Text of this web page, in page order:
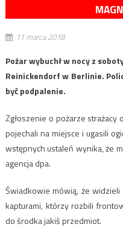
11 marca 2018
Pożar wybuchł w nocy z
Reinickendorf w Berlinie.
być podpalenie.
Zgłoszenie o pożarze strażacy
pojechali na miejsce i ugasili
wstępnych ustaleń wynika, że
agencja dpa.
Świadkowie mówią, że widzieli
kapturami, którzy rozbili
do środka jakiś przedmiot.